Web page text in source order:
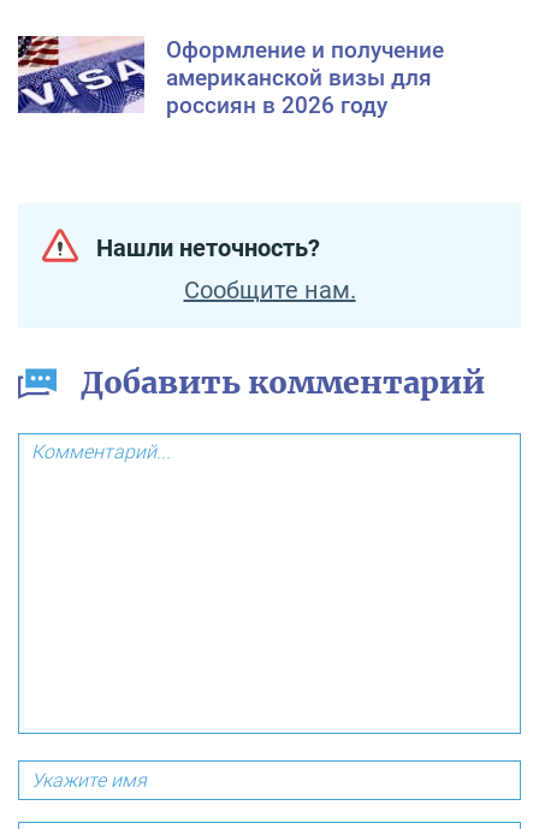
Оформление и получение
американской визы для
россиян в 2026 году
Нашли неточность?
Сообщите нам.
Добавить комментарий